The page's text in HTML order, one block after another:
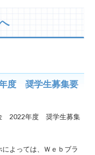
度 奨学生募集要
2022年度 奨学生募集
よっては、Ｗｅｂブラ